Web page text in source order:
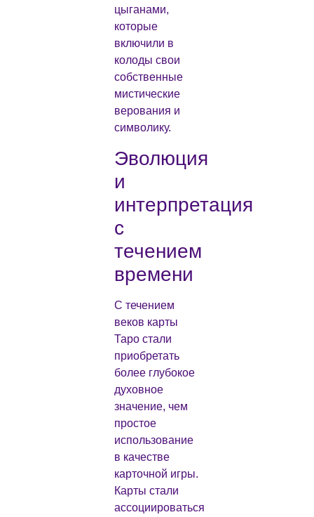
цыганами,
которые
включили в
колоды свои
собственные
мистические
верования и
символику.
Эволюция
и
интерпретация
с
течением
времени
С течением
веков карты
Таро стали
приобретать
более глубокое
духовное
значение, чем
простое
использование
в качестве
карточной игры.
Карты стали
ассоциироваться